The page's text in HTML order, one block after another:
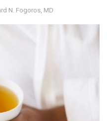
N. Fogoros, MD